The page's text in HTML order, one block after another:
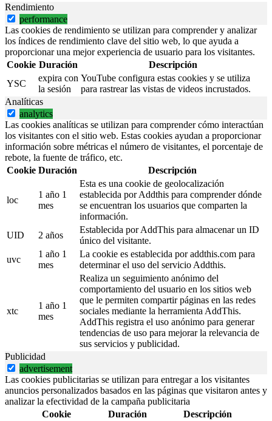
Rendimiento
performance
Las cookies de rendimiento se utilizan para comprender y analizar
los índices de rendimiento clave del sitio web, lo que ayuda a
proporcionar una mejor experiencia de usuario para los visitantes.
Cookie Duración
Descripción
YSC
expira con
la sesión
YouTube configura estas cookies y se utiliza
para rastrear las vistas de videos incrustados.
Analíticas
analytics
Las cookies analíticas se utilizan para comprender cómo interactúan
los visitantes con el sitio web. Estas cookies ayudan a proporcionar
información sobre métricas el número de visitantes, el porcentaje de
rebote, la fuente de tráfico, etc.
Cookie Duración Descripción
loc
1 año 1
mes
Esta es una cookie de geolocalización
establecida por Addthis para comprender dónde
se encuentran los usuarios que comparten la
información.
UID
2 años
Establecida por AddThis para almacenar un ID
único del visitante.
uvc
1 año 1
mes
La cookie es establecida por addthis.com para
determinar el uso del servicio Addthis.
xtc
1 año 1
mes
Realiza un seguimiento anónimo del
comportamiento del usuario en los sitios web
que le permiten compartir páginas en las redes
sociales mediante la herramienta AddThis.
AddThis registra el uso anónimo para generar
tendencias de uso para mejorar la relevancia de
sus servicios y publicidad.
Publicidad
advertisement
Las cookies publicitarias se utilizan para entregar a los visitantes
anuncios personalizados basados en las páginas que visitaron antes y
analizar la efectividad de la campaña publicitaria
Cookie
Duración Descripción